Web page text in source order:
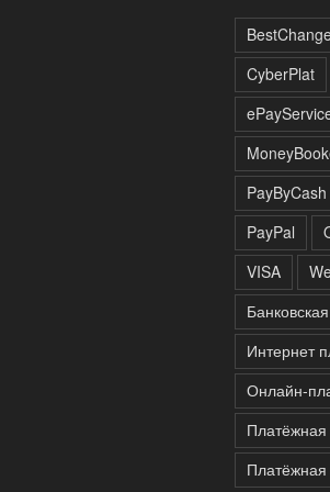
CyberPlat
PayByCash
PayPal
VISA
Интернет
Онлайн-
Платёжная